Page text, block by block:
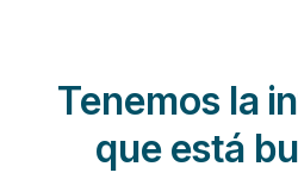
Tenemos la
que está